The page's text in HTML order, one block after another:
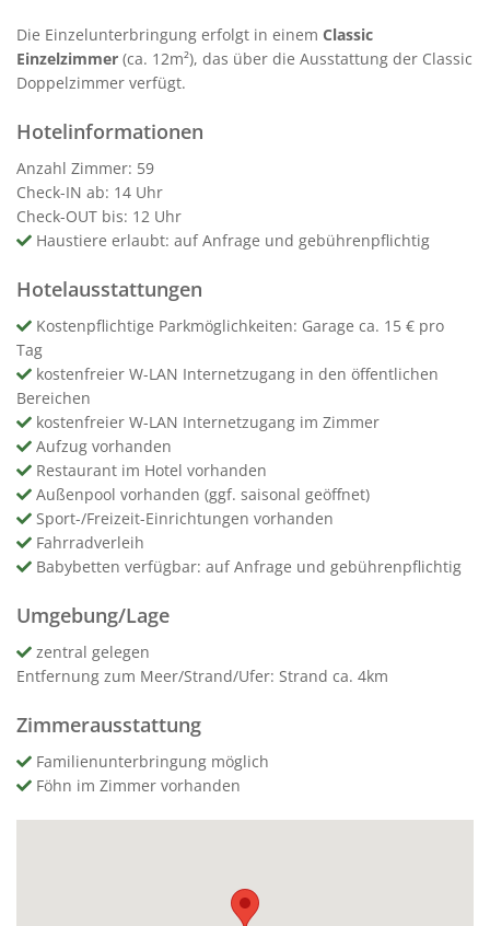
Die Einzelunterbringung erfolgt in einem Classic
Einzelzimmer (ca. 12m²), das über die Ausstattung der Classic
Doppelzimmer verfügt.
Hotelinformationen
Anzahl Zimmer: 59
Check-IN ab: 14 Uhr
Check-OUT bis: 12 Uhr
Haustiere erlaubt: auf Anfrage und gebührenpflichtig
Hotelausstattungen
Kostenpflichtige Parkmöglichkeiten: Garage ca. 15 € pro
Tag
kostenfreier W-LAN Internetzugang in den öffentlichen
Bereichen
kostenfreier W-LAN Internetzugang im Zimmer
Aufzug vorhanden
Restaurant im Hotel vorhanden
Außenpool vorhanden (ggf. saisonal geöffnet)
Sport-/Freizeit-Einrichtungen vorhanden
Fahrradverleih
Babybetten verfügbar: auf Anfrage und gebührenpflichtig
Umgebung/Lage
zentral gelegen
Entfernung zum Meer/Strand/Ufer: Strand ca. 4km
Zimmerausstattung
Familienunterbringung möglich
Föhn im Zimmer vorhanden